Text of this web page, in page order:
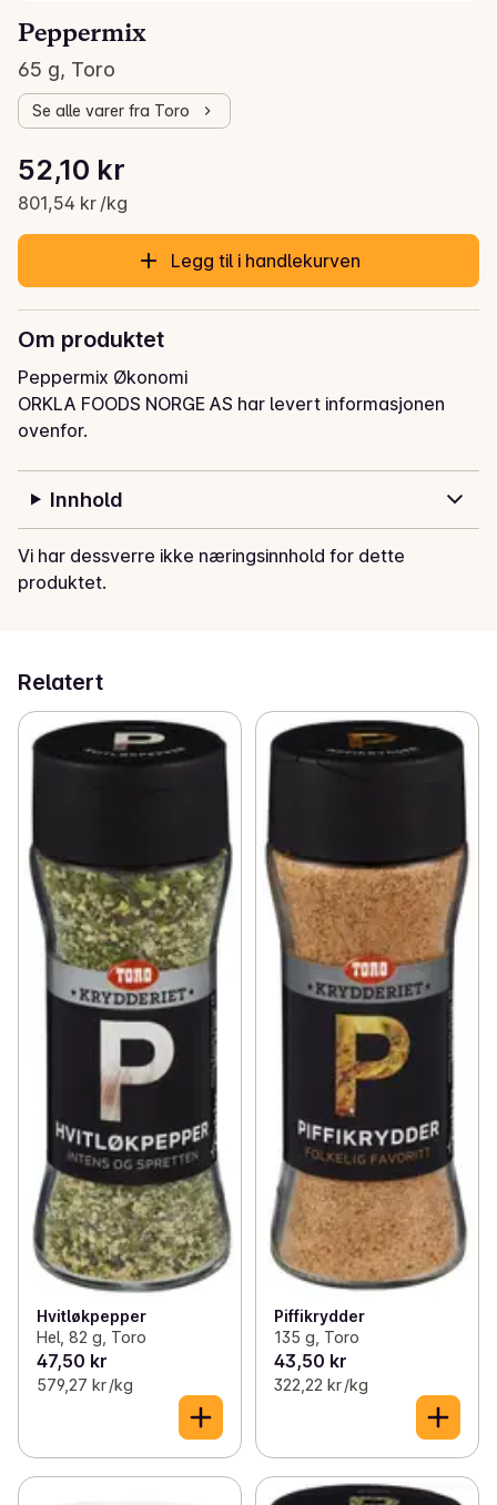
Peppermix
65 g, Toro
Se alle varer fra Toro
Gjeldende pris er: 52,10 kr
52,10 kr
801,54 kr /kg
Stykkpris: 801,54 kr /kg
Legg til i handlekurven
Om produktet
Peppermix Økonomi
ORKLA FOODS NORGE AS har levert informasjonen
ovenfor.
Innhold
Vi har dessverre ikke næringsinnhold for dette
produktet.
Relatert
Hvitløkpepper
Hel, 82 g, Toro
47,50 kr
579,27 kr /kg
Piffikrydder
135 g, Toro
43,50 kr
322,22 kr /kg